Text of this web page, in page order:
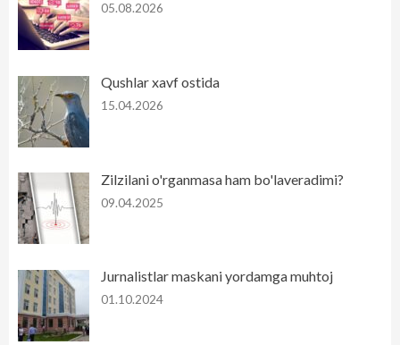
05.08.2026
Qushlar xavf ostida
15.04.2026
Zilzilani o'rganmasa ham bo'laveradimi?
09.04.2025
Jurnalistlar maskani yordamga muhtoj
01.10.2024